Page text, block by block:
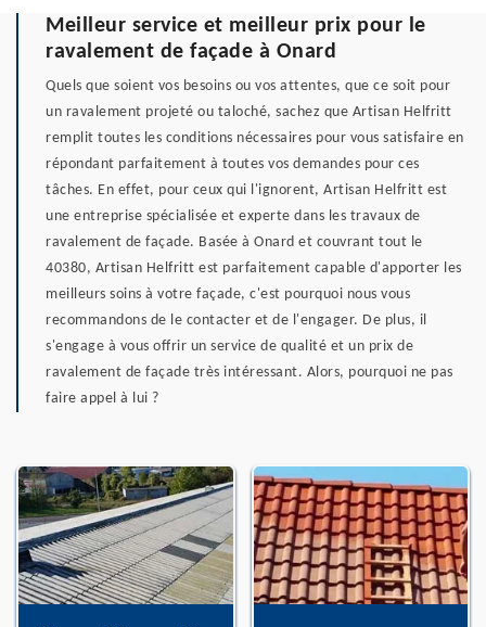
Meilleur service et meilleur prix pour le
ravalement de façade à Onard
Quels que soient vos besoins ou vos attentes, que ce soit pour
un ravalement projeté ou taloché, sachez que Artisan Helfritt
remplit toutes les conditions nécessaires pour vous satisfaire en
répondant parfaitement à toutes vos demandes pour ces
tâches. En effet, pour ceux qui l'ignorent, Artisan Helfritt est
une entreprise spécialisée et experte dans les travaux de
ravalement de façade. Basée à Onard et couvrant tout le
40380, Artisan Helfritt est parfaitement capable d'apporter les
meilleurs soins à votre façade, c'est pourquoi nous vous
recommandons de le contacter et de l'engager. De plus, il
s'engage à vous offrir un service de qualité et un prix de
ravalement de façade très intéressant. Alors, pourquoi ne pas
faire appel à lui ?